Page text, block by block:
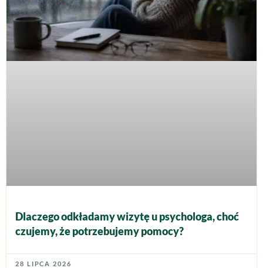
Dlaczego odkładamy wizytę u psychologa, choć
czujemy, że potrzebujemy pomocy?
28 LIPCA 2026